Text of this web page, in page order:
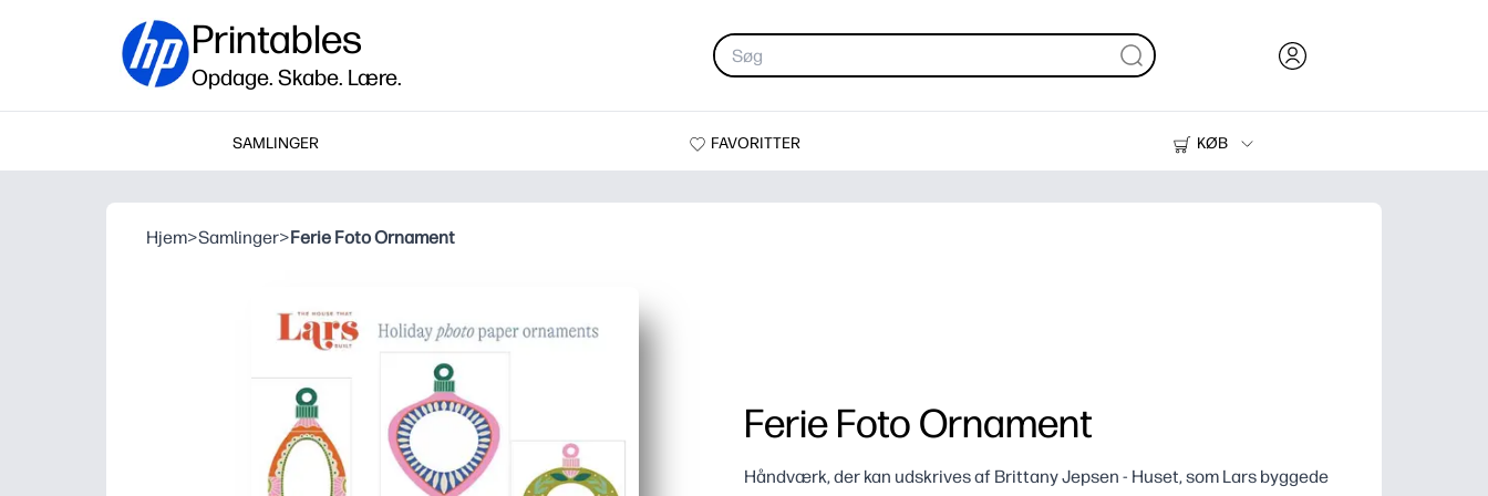
Printables
Opdage. Skabe. Lære.
SAMLINGER FAVORITTER
KØB
Printere
Hjem>Samlinger>Ferie Foto Ornament
Ferie Foto Ornament
Håndværk, der kan udskrives af Brittany Jepsen - Huset, som Lars byggede